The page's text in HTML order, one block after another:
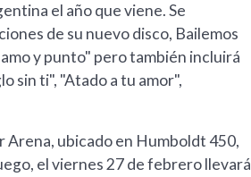
el año que viene. Se
de su nuevo disco, Bailemos
y punto" pero también incluirá
sin ti", "Atado a tu amor",
ubicado en Humboldt 450,
el viernes 27 de febrero llevará